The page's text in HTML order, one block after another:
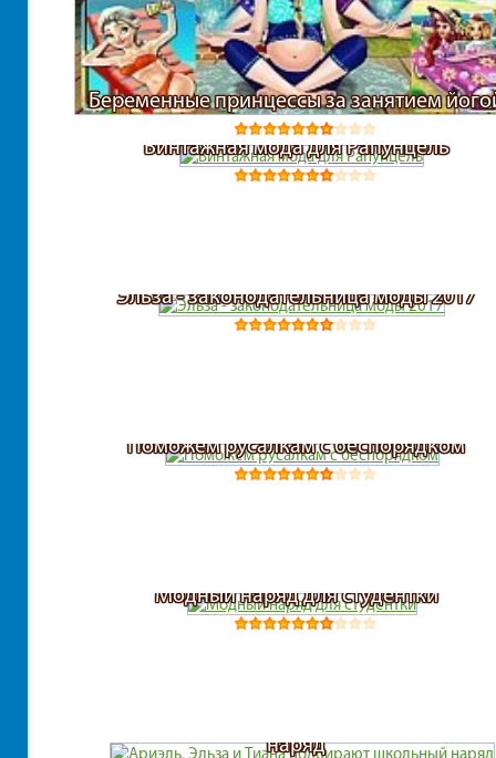
Торт
Уход за животными
Феи
Школа монстров Хай
Салон красоты
Беременные принцессы за занятием
Винтажная мода для Рапунцель
Эльза - законодательница моды 2017
Поможем русалкам с беспорядком
Модный наряд для студентки
наряд